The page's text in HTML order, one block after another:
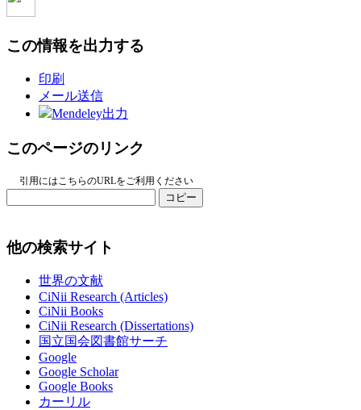
この情報を出力する
印刷
メール送信
Mendeley出力
このページのリンク
引用にはこちらのURLをご利用ください
コピー
他の検索サイト
世界の文献
CiNii Research (Articles)
CiNii Books
CiNii Research (Dissertations)
国立国会図書館サーチ
Google
Google Scholar
Google Books
カーリル